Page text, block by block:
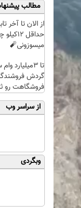
مطالب
از الان تا آخر
حداقل
میسوزونی🧨
تا 3میلیارد
گردش
فروشگاهت رو
از سراسر وب
وبگردی